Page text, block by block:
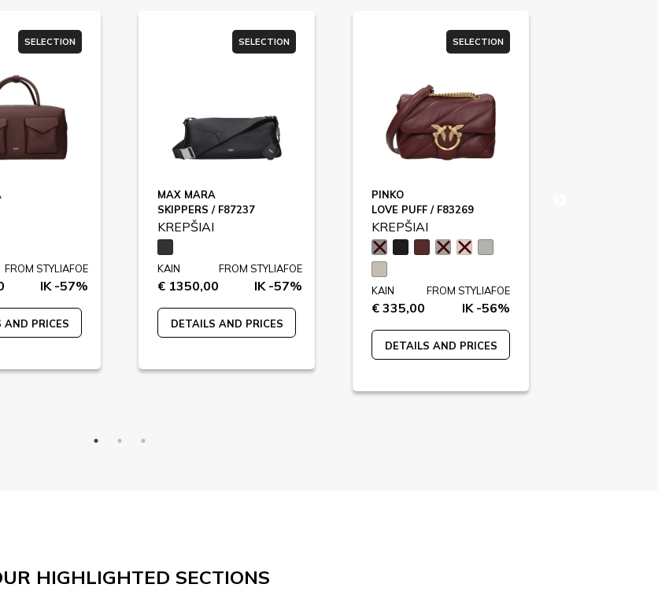
SELECTION
FROM STYLIAFOE
IK -57%
AND PRICES
SELECTION
MAX MARA
SKIPPERS / F87237
KREPŠIAI
KAIN
€ 1350,00
FROM STYLIAFOE
IK -57%
DETAILS AND PRICES
SELECTION
PINKO
LOVE PUFF / F83269
KREPŠIAI
KAIN
€ 335,00
FROM STYLIAFOE
IK -56%
DETAILS AND PRICES
HIGHLIGHTED SECTIONS